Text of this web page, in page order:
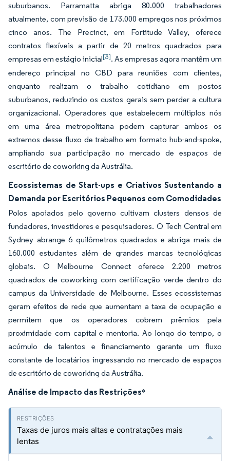
suburbanos. Parramatta abriga 80.000 trabalhadores
atualmente, com previsão de 173.000 empregos nos próximos
cinco anos. The Precinct, em Fortitude Valley, oferece
contratos flexíveis a partir de 20 metros quadrados para
empresas em estágio inicial[3]. As empresas agora mantêm um
endereço principal no CBD para reuniões com clientes,
enquanto realizam o trabalho cotidiano em postos
suburbanos, reduzindo os custos gerais sem perder a cultura
organizacional. Operadores que estabelecem múltiplos nós
em uma área metropolitana podem capturar ambos os
extremos desse fluxo de trabalho em formato hub-and-spoke,
ampliando sua participação no mercado de espaços de
escritório de coworking da Austrália.
Ecossistemas de Start-ups e Criativos Sustentando a
Demanda por Escritórios Pequenos com Comodidades
Polos apoiados pelo governo cultivam clusters densos de
fundadores, investidores e pesquisadores. O Tech Central em
Sydney abrange 6 quilômetros quadrados e abriga mais de
160.000 estudantes além de grandes marcas tecnológicas
globais. O Melbourne Connect oferece 2.200 metros
quadrados de coworking com certificação verde dentro do
campus da Universidade de Melbourne. Esses ecossistemas
geram efeitos de rede que aumentam a taxa de ocupação e
permitem que os operadores cobrem prêmios pela
proximidade com capital e mentoria. Ao longo do tempo, o
acúmulo de talentos e financiamento garante um fluxo
constante de locatários ingressando no mercado de espaços
de escritório de coworking da Austrália.
Análise de Impacto das Restrições*
Taxas de juros mais altas e contratações mais
lentas